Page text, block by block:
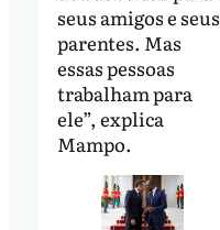
seus amigos e seus
parentes. Mas
essas pessoas
trabalham para
ele”, explica
Mampo.